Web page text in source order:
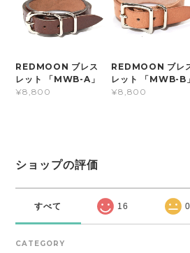
REDMOON ブレス
レット 「MWB-A」
¥8,800
REDMOON ブレ
レット 「MWB-B」
¥8,800
ショップの評価
すべて 16 0
CATEGORY